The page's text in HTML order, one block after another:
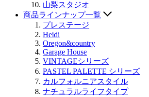
山梨スタジオ
商品ラインナップ一覧
プレステージ
Heidi
Oregon&country
Garage House
VINTAGEシリーズ
PASTEL PALETTE シリーズ
カルフォルニアスタイル
ナチュラルライフタイプ